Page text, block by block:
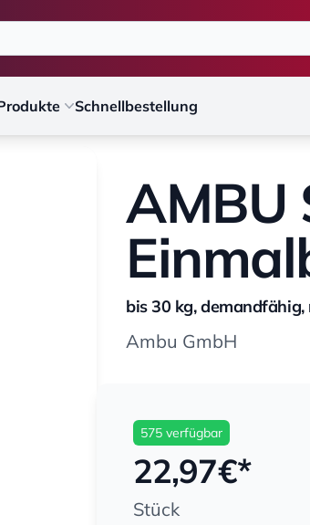
Schnellbestellung
AMBU
bis 30 kg,
Ambu GmbH
575 verfügbar
22,97€*
Stück